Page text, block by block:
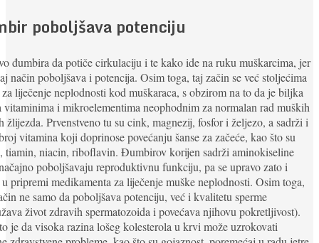
poboljšava potenciju
đumbira da potiče cirkulaciju i te kako ide na ruku muškarcima, jer
način poboljšava i potencija. Osim toga, taj začin se već stoljećima
liječenje neplodnosti kod muškaraca, s obzirom na to da je biljka
vitaminima i mikroelementima neophodnim za normalan rad muških
žlijezda. Prvenstveno tu su cink, magnezij, fosfor i željezo, a sadrži i
vitamina koji doprinose povećanju šanse za začeće, kao što su
tiamin, niacin, riboflavin. Đumbirov korijen sadrži aminokiseline
poboljšavaju reproduktivnu funkciju, pa se upravo zato i
pripremi medikamenta za liječenje muške neplodnosti. Osim toga,
ne samo da poboljšava potenciju, već i kvalitetu sperme
život zdravih spermatozoida i povećava njihovu pokretljivost).
je da visoka razina lošeg kolesterola u krvi može uzrokovati